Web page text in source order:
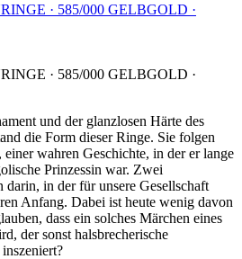
· 585/000 GELBGOLD ·
· 585/000 GELBGOLD ·
und der glanzlosen Härte des
die Form dieser Ringe. Sie folgen
wahren Geschichte, in der er lange
Prinzessin war. Zwei
darin, in der für unsere Gesellschaft
Anfang. Dabei ist heute wenig davon
dass ein solches Märchen eines
der sonst halsbrecherische